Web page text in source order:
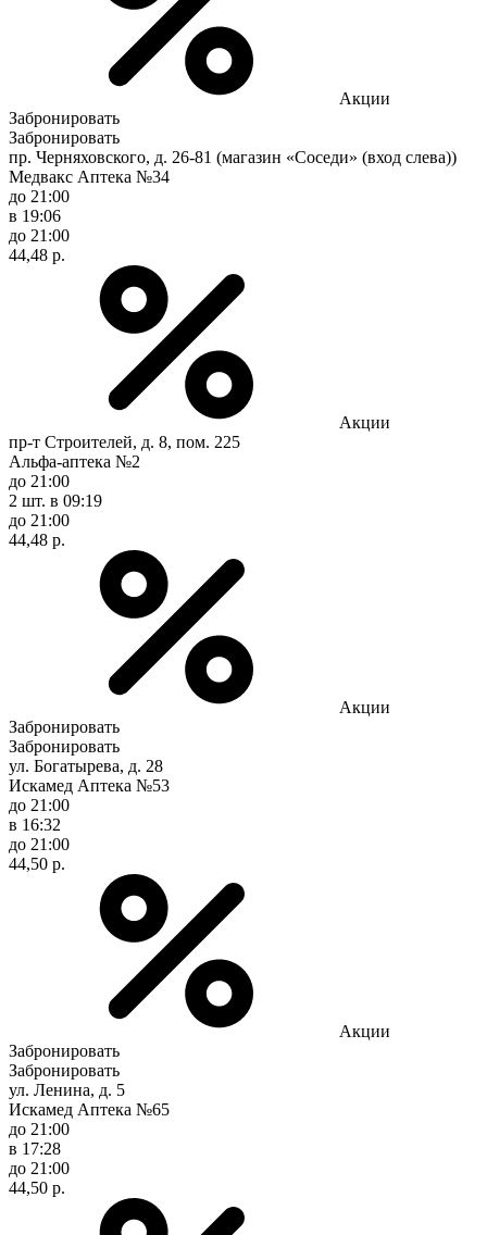
Акции
Забронировать
Забронировать
пр. Черняховского, д. 26-81 (магазин «Соседи» (вход слева))
Медвакс Аптека №34
до 21:00
в 19:06
до 21:00
44,48 р.
Акции
пр-т Строителей, д. 8, пом. 225
Альфа-аптека №2
до 21:00
2 шт. в 09:19
до 21:00
44,48 р.
Акции
Забронировать
Забронировать
ул. Богатырева, д. 28
Искамед Аптека №53
до 21:00
в 16:32
до 21:00
44,50 р.
Акции
Забронировать
Забронировать
ул. Ленина, д. 5
Искамед Аптека №65
до 21:00
в 17:28
до 21:00
44,50 р.